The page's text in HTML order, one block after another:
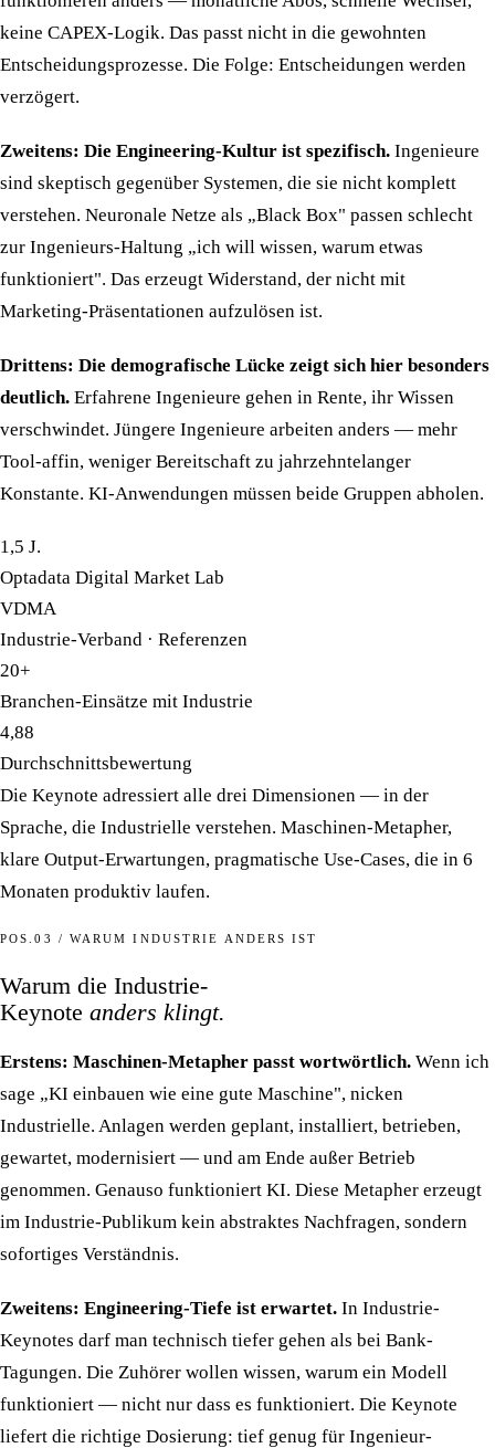
keine CAPEX-Logik. Das passt nicht in die gewohnten
Entscheidungsprozesse. Die Folge: Entscheidungen werden
verzögert.
Zweitens: Die Engineering-Kultur ist spezifisch. Ingenieure
sind skeptisch gegenüber Systemen, die sie nicht komplett
verstehen. Neuronale Netze als „Black Box" passen schlecht
zur Ingenieurs-Haltung „ich will wissen, warum etwas
funktioniert". Das erzeugt Widerstand, der nicht mit
Marketing-Präsentationen aufzulösen ist.
Drittens: Die demografische Lücke zeigt sich hier besonders
deutlich. Erfahrene Ingenieure gehen in Rente, ihr Wissen
verschwindet. Jüngere Ingenieure arbeiten anders — mehr
Tool-affin, weniger Bereitschaft zu jahrzehntelanger
Konstante. KI-Anwendungen müssen beide Gruppen abholen.
1,5 J.
Optadata Digital Market Lab
VDMA
Industrie-Verband · Referenzen
20+
Branchen-Einsätze mit Industrie
4,88
Durchschnittsbewertung
Die Keynote adressiert alle drei Dimensionen — in der
Sprache, die Industrielle verstehen. Maschinen-Metapher,
klare Output-Erwartungen, pragmatische Use-Cases, die in 6
Monaten produktiv laufen.
POS.03 / WARUM INDUSTRIE ANDERS IST
Warum die Industrie-
Keynote anders klingt.
Erstens: Maschinen-Metapher passt wortwörtlich. Wenn ich
sage „KI einbauen wie eine gute Maschine", nicken
Industrielle. Anlagen werden geplant, installiert, betrieben,
gewartet, modernisiert — und am Ende außer Betrieb
genommen. Genauso funktioniert KI. Diese Metapher erzeugt
im Industrie-Publikum kein abstraktes Nachfragen, sondern
sofortiges Verständnis.
Zweitens: Engineering-Tiefe ist erwartet. In Industrie-
Keynotes darf man technisch tiefer gehen als bei Bank-
Tagungen. Die Zuhörer wollen wissen, warum ein Modell
funktioniert — nicht nur dass es funktioniert. Die Keynote
liefert die richtige Dosierung: tief genug für Ingenieur-